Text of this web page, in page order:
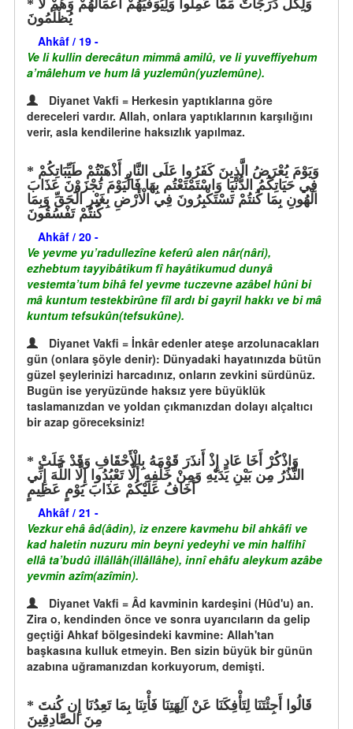
يُظْلَمُونَ
Ahkâf / 19 -
Ve li kullin derecâtun mimmâ amilû, ve li yuveffiyehum
a’mâlehum ve hum lâ yuzlemûn(yuzlemûne).
Diyanet Vakfi = Herkesin yaptıklarına göre
dereceleri vardır. Allah, onlara yaptıklarının karşılığını
verir, asla kendilerine haksızlık yapılmaz.
فِي حَيَاتِكُمُ الدُّنْيَا وَاسْتَمْتَعْتُم بِهَا فَالْيَوْمَ تُجْزَوْنَ عَذَابَ
الْهُونِ بِمَا كُنتُمْ تَسْتَكْبِرُونَ فِي الْأَرْضِ بِغَيْرِ الْحَقِّ وَبِمَا
كُنتُمْ تَفْسُقُونَ
Ahkâf / 20 -
Ve yevme yu’radullezîne keferû alen nâr(nâri),
ezhebtum tayyibâtikum fî hayâtikumud dunyâ
vestemta’tum bihâ fel yevme tuczevne azâbel hûni bi
mâ kuntum testekbirûne fîl ardı bi gayril hakkı ve bi mâ
kuntum tefsukûn(tefsukûne).
Diyanet Vakfi = İnkâr edenler ateşe arzolunacakları
gün (onlara şöyle denir): Dünyadaki hayatınızda bütün
güzel şeylerinizi harcadınız, onların zevkini sürdünüz.
Bugün ise yeryüzünde haksız yere büyüklük
taslamanızdan ve yoldan çıkmanızdan dolayı alçaltıcı
bir azap göreceksiniz!
النُّذُرُ مِن بَيْنِ يَدَيْهِ وَمِنْ خَلْفِهِ أَلَّا تَعْبُدُوا إِلَّا اللَّهَ إِنِّي
أَخَافُ عَلَيْكُمْ عَذَابَ يَوْمٍ عَظِيمٍ
Ahkâf / 21 -
Vezkur ehâ âd(âdin), iz enzere kavmehu bil ahkâfi ve
kad haletin nuzuru min beyni yedeyhi ve min halfihî
ellâ ta’budû illâllâh(illâllâhe), innî ehâfu aleykum azâbe
yevmin azîm(azîmin).
Diyanet Vakfi = Âd kavminin kardeşini (Hûd'u) an.
Zira o, kendinden önce ve sonra uyarıcıların da gelip
geçtiği Ahkaf bölgesindeki kavmine: Allah'tan
başkasına kulluk etmeyin. Ben sizin büyük bir günün
azabına uğramanızdan korkuyorum, demişti.
مِنَ الصَّادِقِينَ